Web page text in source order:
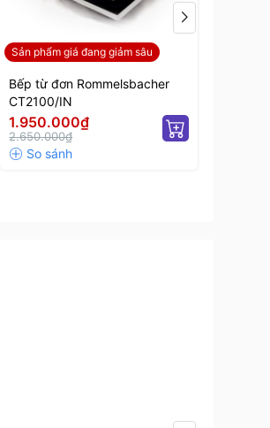
Sản phẩm giá đang giảm sâu
Bếp từ đơn Rommelsbacher
CT2100/IN
1.950.000₫
2.650.000₫